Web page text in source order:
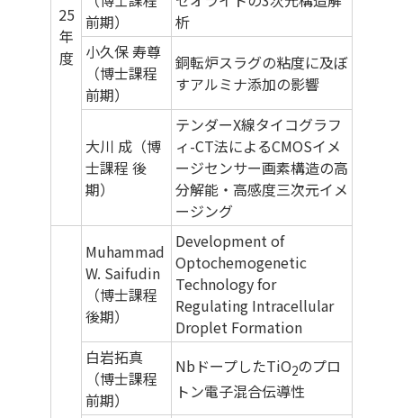
25
年
度
前期）
析
小久保 寿尊
（博士課程
前期）
銅転炉スラグの粘度に及ぼ
すアルミナ添加の影響
大川 成（博
士課程 後
期）
テンダーX線タイコグラフ
ィ-CT法によるCMOSイメ
ージセンサー画素構造の高
分解能・高感度三次元イメ
ージング
Muhammad
W. Saifudin
（博士課程
後期）
Development of
Optochemogenetic
Technology for
Regulating Intracellular
Droplet Formation
白岩拓真
（博士課程
前期）
NbドープしたTiO2のプロ
トン電子混合伝導性